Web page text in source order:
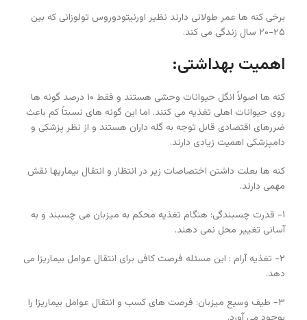
برخی کنه ها عمر طولانی دارند نظیر اورنیتودوروس تولوزانی که بین
۲۵-۲۰ سال زندگی می کند.
اهمیت بهداشتی:
کنه ها اصولاً انگل حیوانات وحشی هستند و فقط ۱۰ درصد گونه ها
روی حیوانات اهلی تغذیه می کنند. اما این گونه های نسبتاً کم باعث
ضررهای اقتصادی قابل توجه به گله داران هستند و از نظر پزشکی و
دامپزشکی اهمیت زیادی دارند.
کنه ها بعلت داشتن اختصاصات زیر در انتظار و انتقال بیماریها نقش
مهمی دارند.
۱- قدرت چسبندگی: هنگام تغذیه محکم به میزبان می چسبند و به
آسانی تغییر محل نمی دهند.
۲- تغذیه آرام : این مسئله فرصت کافی برای انتقال عوامل بیماریزا می
دهد.
۳- طیف وسیع میزبان: فرصت های کسب و انتقال عوامل بیماریزا را